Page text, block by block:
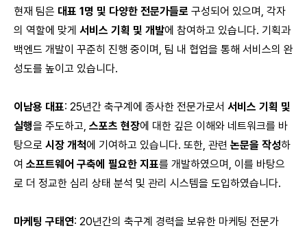
현재 팀은 대표 1명 및 다양한 전문가들로 구성되어 있으며, 각자
의 역할에 맞게 서비스 기획 및 개발에 참여하고 있습니다. 기획과
백엔드 개발이 꾸준히 진행 중이며, 팀 내 협업을 통해 서비스의 완
성도를 높이고 있습니다.
이남용 대표: 25년간 축구계에 종사한 전문가로서 서비스 기획 및
실행을 주도하고, 스포츠 현장에 대한 깊은 이해와 네트워크를 바
탕으로 시장 개척에 기여하고 있습니다. 또한, 관련 논문을 작성하
여 소프트웨어 구축에 필요한 지표를 개발하였으며, 이를 바탕으
로 더 정교한 심리 상태 분석 및 관리 시스템을 도입하였습니다.
마케팅 구태연: 20년간의 축구계 경력을 보유한 마케팅 전문가